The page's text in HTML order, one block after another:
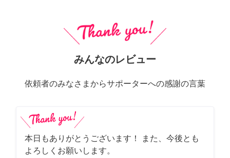
みんなのレビュー
依頼者のみなさまからサポーターへの感謝の言葉
本日もありがとうございます！ また、今後とも
よろしくお願いします。